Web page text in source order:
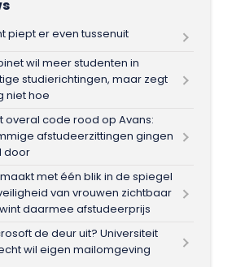
piept er even tussenuit
wil meer studenten in
studierichtingen, maar zegt
niet hoe
overal code rood op Avans:
afstudeerzittingen gingen
door
met één blik in de spiegel
van vrouwen zichtbaar
daarmee afstudeerprijs
de deur uit? Universiteit
wil eigen mailomgeving